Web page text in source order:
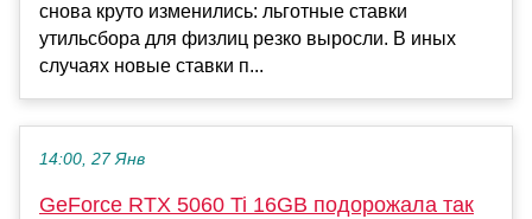
снова круто изменились: льготные ставки
утильсбора для физлиц резко выросли. В иных
случаях новые ставки п...
14:00, 27 Янв
GeForce RTX 5060 Ti 16GB подорожала так